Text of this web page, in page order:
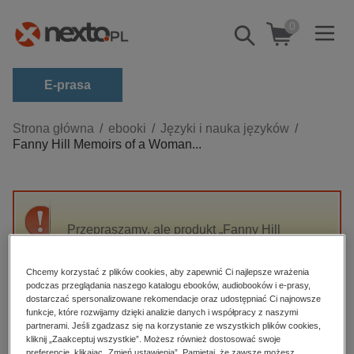
Pokaż/schowaj
wyszukiwarkę
0
E-prasa
Kategorie
Zobacz wszystkie E-prasa
budownictwo, aranżacja wnętrz
darmowe wydania
edukacja
hobby, sport, rozrywka
komputery, internet, technologie, informatyka
Strona główna ebooki
Języki i nauka języków
Fanny Hill Memoirs of a Woman...
Przepraszamy, ale produkt „Fanny Hill
angielskiego” nie jest dostępny.
High-contrast mode
Chcemy korzystać z plików cookies, aby zapewnić Ci najlepsze wrażenia
podczas przeglądania naszego katalogu ebooków, audiobooków i e-prasy,
dostarczać spersonalizowane rekomendacje oraz udostępniać Ci najnowsze
funkcje, które rozwijamy dzięki analizie danych i współpracy z naszymi
partnerami. Jeśli zgadzasz się na korzystanie ze wszystkich plików cookies,
kliknij „Zaakceptuj wszystkie”. Możesz również dostosować swoje